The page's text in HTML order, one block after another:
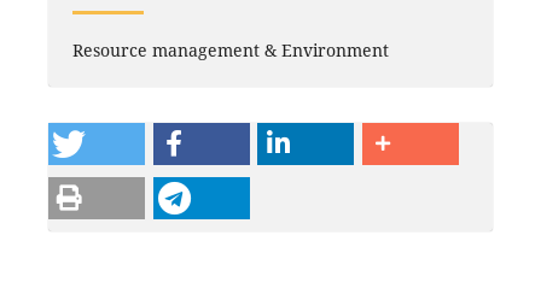
Resource management & Environment